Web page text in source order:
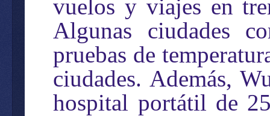
vuelos y viajes en
Algunas ciudades
pruebas de
ciudades. Además,
hospital portátil de